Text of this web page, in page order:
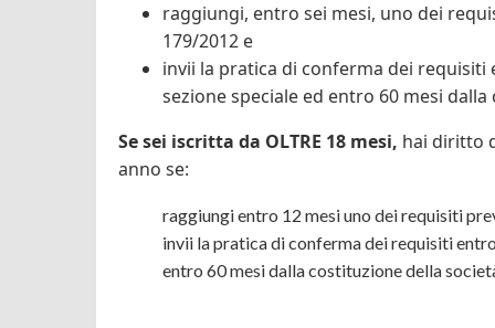
raggiungi, entro sei mesi, uno dei
179/2012 e
invii la pratica di conferma dei requisiti
sezione speciale ed entro 60 mesi
Se sei iscritta da OLTRE 18 mesi, hai diritto
anno se:
raggiungi entro 12 mesi uno dei requisiti
invii la pratica di conferma dei requisiti
entro 60 mesi dalla costituzione della